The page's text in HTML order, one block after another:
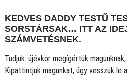
KEDVES DADDY TESTŰ
SORSTÁRSAK… ITT AZ
SZÁMVETÉSNEK.
Tudjuk: újévkor megígértük
Kipattintjuk magunkat, úgy vesszük le